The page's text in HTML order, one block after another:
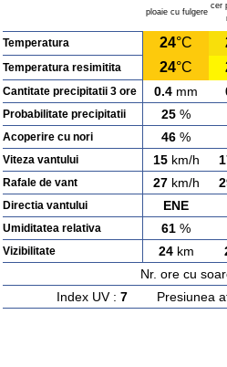
ploaie cu fulgere
cer
Temperatura 24°C
Temperatura resimitita 24°C
Cantitate precipitatii 3 ore 0.4 mm
Probabilitate precipitatii 25 %
Acoperire cu nori 46 %
Viteza vantului 15km/h
Rafale de vant 27km/h
Directia vantului ENE
Umiditatea relativa 61 %
Vizibilitate 24km
Nr. ore cu
Index UV : 7Presiunea